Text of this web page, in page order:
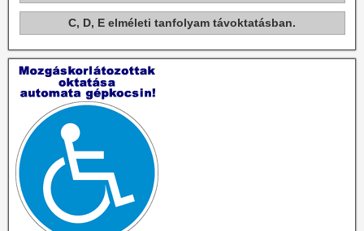
C, D, E elméleti tanfolyam távoktatásban.